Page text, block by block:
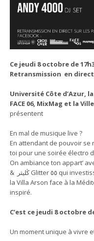
Ce jeudi 8 octobre de
Retransmission en
Université Côte d’Azur,
FACE 06, MixMag et la
présentent
En mal de musique live ?
En attendant de pouvoir se
toi pour une soirée électro
On ambiance ton appart’
& ڭليثر Glitter ٥٥ qui investissent le ciel niçois sur les terrasses de
la Villa Arson face à la
inspiré.
C’est ce jeudi 8 octobre
Un moment unique à vivre